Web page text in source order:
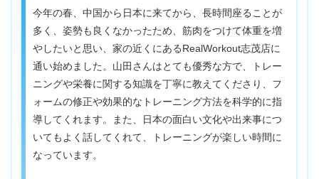
今年の春、中国から日本に来てから、長時間座ることが
多く、姿勢も良くなかったため、筋肉をつけて体重を増
やしたいと思い、家の近くにあるRealWorkout志茂店に
通い始めました。山田さんはとても優秀な方で、トレー
ニングや栄養に関する知識を丁寧に教えてくださり、フ
ォームの修正や効果的なトレーニング方法を科学的に指
導してくれます。また、日本の面白い文化や出来事につ
いてもよく話してくれて、トレーニングが楽しい時間に
なっています。